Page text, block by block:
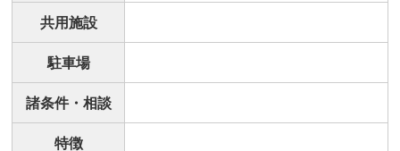
共用施設
駐車場
諸条件・相談
特徴